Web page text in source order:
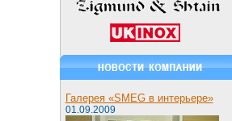
Галерея «SMEG в интерьере»
01.09.2009